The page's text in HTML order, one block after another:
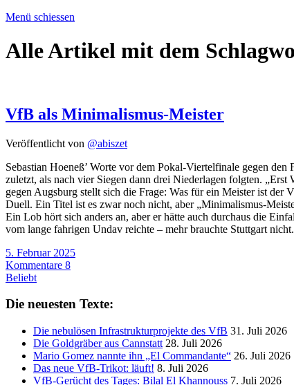
Menü schiessen
Alle Artikel mit dem
VfB als Minimalismus-Meister
Veröffentlicht von @abiszet
Sebastian Hoeneß’ Worte vor dem Pokal-Viertelfinale gegen
zuletzt, als nach vier Siegen dann drei Niederlagen folgten.
gegen Augsburg stellt sich die Frage: Was für ein Meister ist
Duell. Ein Titel ist es zwar noch nicht, aber „Minimalismus-
Ein Lob hört sich anders an, aber er hätte auch durchaus die
vom lange fahrigen Undav reichte – mehr brauchte Stuttgart
5. Februar 2025
Kommentare 8
Beliebt
Die neuesten Texte:
Die nebulösen Infrastrukturprojekte des VfB 31. Juli 2026
Die Goldgräber aus Cannstatt 28. Juli 2026
Mario Gomez nannte ihn „El Commandante“ 26. Juli 2026
Das neue VfB-Trikot: läuft! 8. Juli 2026
VfB-Gerücht des Tages: Bilal El Khannouss 7. Juli 2026